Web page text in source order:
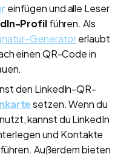
einfügen und alle Leser
Profilführen. Als
Generatorerlaubt
einen QR-Code in
den LinkedIn-QR-
setzen. Wenn du
nutzt, kannst du LinkedIn
und Kontakte
Außerdem bieten